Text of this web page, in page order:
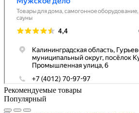
Рекомендуемые товары
Популярный